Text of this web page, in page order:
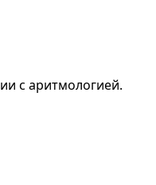
с аритмологией.